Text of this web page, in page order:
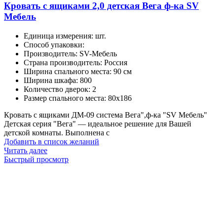
Кровать с ящиками 2,0 детская Вега ф-ка SV
Мебель
Единица измерения: шт.
Способ упаковки:
Производитель: SV-Мебель
Страна производитель: Россия
Ширина спального места: 90 см
Ширина шкафа: 800
Количество дверок: 2
Размер спального места: 80х186
Кровать с ящиками ДМ-09 система Вега",ф-ка "SV Мебель"
Детская серия "Вега" — идеальное решение для Вашей
детской комнаты. Выполнена с
Добавить в список желаний
Читать далее
Быстрый просмотр